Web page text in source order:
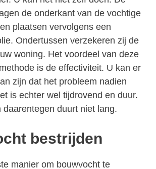
de onderkant van de vochtige
plaatsen vervolgens een
Ondertussen verzekeren zij de
woning. Het voordeel van deze
is de effectiviteit. U kan er
zijn dat het probleem nadien
is echter wel tijdrovend en duur.
daarentegen duurt niet lang.
bestrijden
manier om bouwvocht te